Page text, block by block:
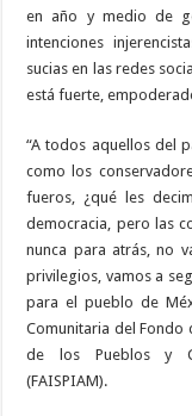
en año y medio de
intenciones
sucias en las redes
está fuerte,
“A todos aquellos del
como los
fueros, ¿qué les
democracia, pero las
nunca para atrás, no
privilegios, vamos a
para el pueblo de
Comunitaria del Fondo
de los Pueblos y
(FAISPIAM).